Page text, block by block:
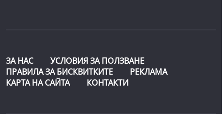
ЗА НАС
УСЛОВИЯ ЗА ПОЛЗВАНЕ
ПРАВИЛА ЗА БИСКВИТКИТЕ
РЕКЛАМА
КАРТА НА САЙТА
КОНТАКТИ